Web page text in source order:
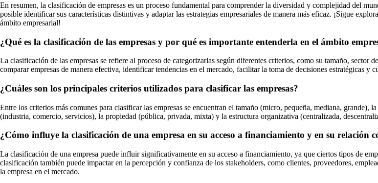
En resumen, la clasificación de empresas es un proceso fundamental para comprender la diversidad y complejidad del
posible identificar sus características distintivas y adaptar las estrategias empresariales de manera más eficaz. ¡Sigue
ámbito empresarial!
¿Qué es la clasificación de las empresas y por qué es importante entenderla en el ámbito
La clasificación de las empresas se refiere al proceso de categorizarlas según diferentes criterios, como su tamaño,
comparar empresas de manera efectiva, identificar tendencias en el mercado, facilitar la toma de decisiones estratégicas y
¿Cuáles son los principales criterios utilizados para clasificar las empresas?
Entre los criterios más comunes para clasificar las empresas se encuentran el tamaño (micro, pequeña, mediana,
(industria, comercio, servicios), la propiedad (pública, privada, mixta) y la estructura organizativa (centralizada,
¿Cómo influye la clasificación de una empresa en su acceso a financiamiento y en su relación
La clasificación de una empresa puede influir significativamente en su acceso a financiamiento, ya que ciertos tipos de
clasificación también puede impactar en la percepción y confianza de los stakeholders, como clientes, proveedores,
la empresa en el mercado.